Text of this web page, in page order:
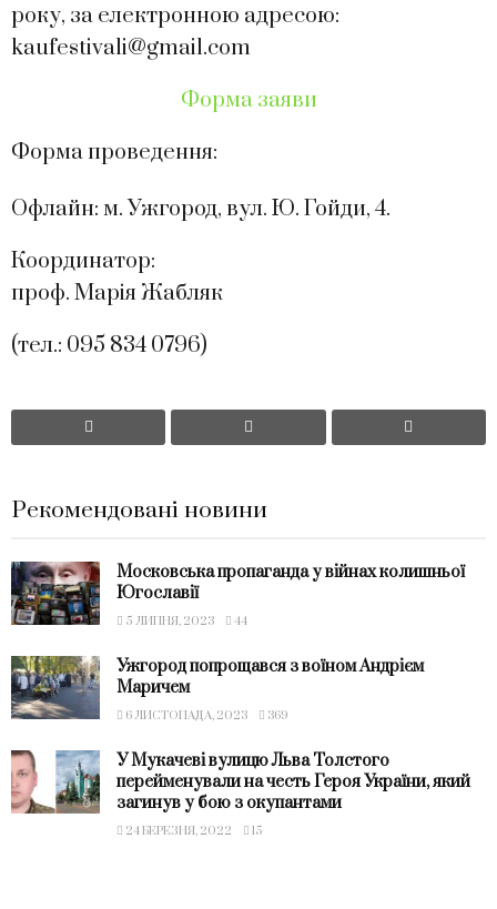
року, за електронною адресою:
kaufestivali@gmail.com
Форма заяви
Форма проведення:
Офлайн: м. Ужгород, вул. Ю. Гойди, 4.
Координатор:
проф. Марія Жабляк
(тел.: 095 834 0796)
Рекомендовані новини
Московська пропаганда у війнах колишньої
Югославії
5 ЛИПНЯ, 2023 44
Ужгород попрощався з воїном Андрієм
Маричем
6 ЛИСТОПАДА, 2023 369
У Мукачеві вулицю Льва Толстого
перейменували на честь Героя України, який
загинув у бою з окупантами
24 БЕРЕЗНЯ, 2022 15